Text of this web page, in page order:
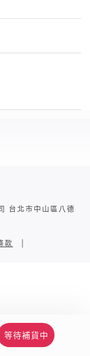
等待補貨中
台北市中山區八德
款